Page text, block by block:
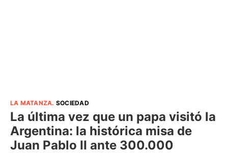
LA MATANZA. SOCIEDAD
La última vez que un papa visitó la
Argentina: la histórica misa de
Juan Pablo II ante 300.000